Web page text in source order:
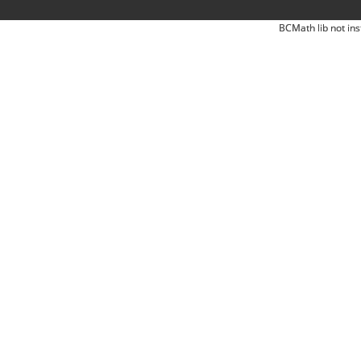
BCMath lib not